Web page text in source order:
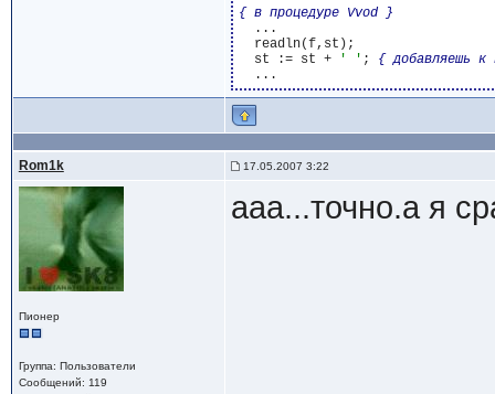
{ в процедуре Vvod }
  ...
  readln(f,st);
  st := st +
' ' ; { добавляешь к
Rom1k 17.05.2007 3:22
Пионер
Группа: Пользователи
Сообщений: 119
ааа...точно.а я